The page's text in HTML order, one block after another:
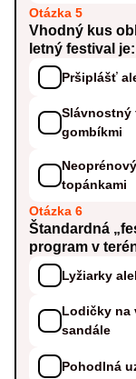
Otázka 5
Vhodný kus
letný festival je:
Pršiplášť
Slávnostný
gombíkmi
topánkami
Otázka 6
Štandardná
program v
Lyžiarky
Lodičky na
sandále
Pohodlná